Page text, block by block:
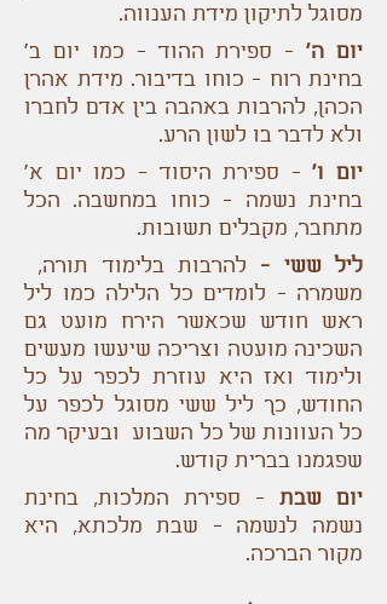
מסוגל לתיקון מידת הענווה.
יום ה' - ספירת ההוד - כמו יום ב‘
בחינת רוח - כוחו בדיבור. מידת אהרן
הכהן, להרבות באהבה בין אדם לחברו
ולא לדבר בו לשון הרע.
יום ו'- ספירת היסוד - כמו יום א‘
בחינת נשמה - כוחו במחשבה. הכל
מתחבר, מקבלים תשובות.
ליל ששי - להרבות בלימוד תורה,
משמרה - לומדים כל הלילה כמו ליל
ראש חודש שכאשר הירח מועט גם
השכינה מועטה וצריכה שיעשו מעשים
ולימוד ואז היא עוזרת לכפר על כל
החודש, כך ליל ששי מסוגל לכפר על
כל העוונות של כל השבוע ובעיקר מה
שפגמנו בברית קודש.
יום שבת - ספירת המלכות, בחינת
נשמה לנשמה - שבת מלכתא, היא
מקור הברכה.